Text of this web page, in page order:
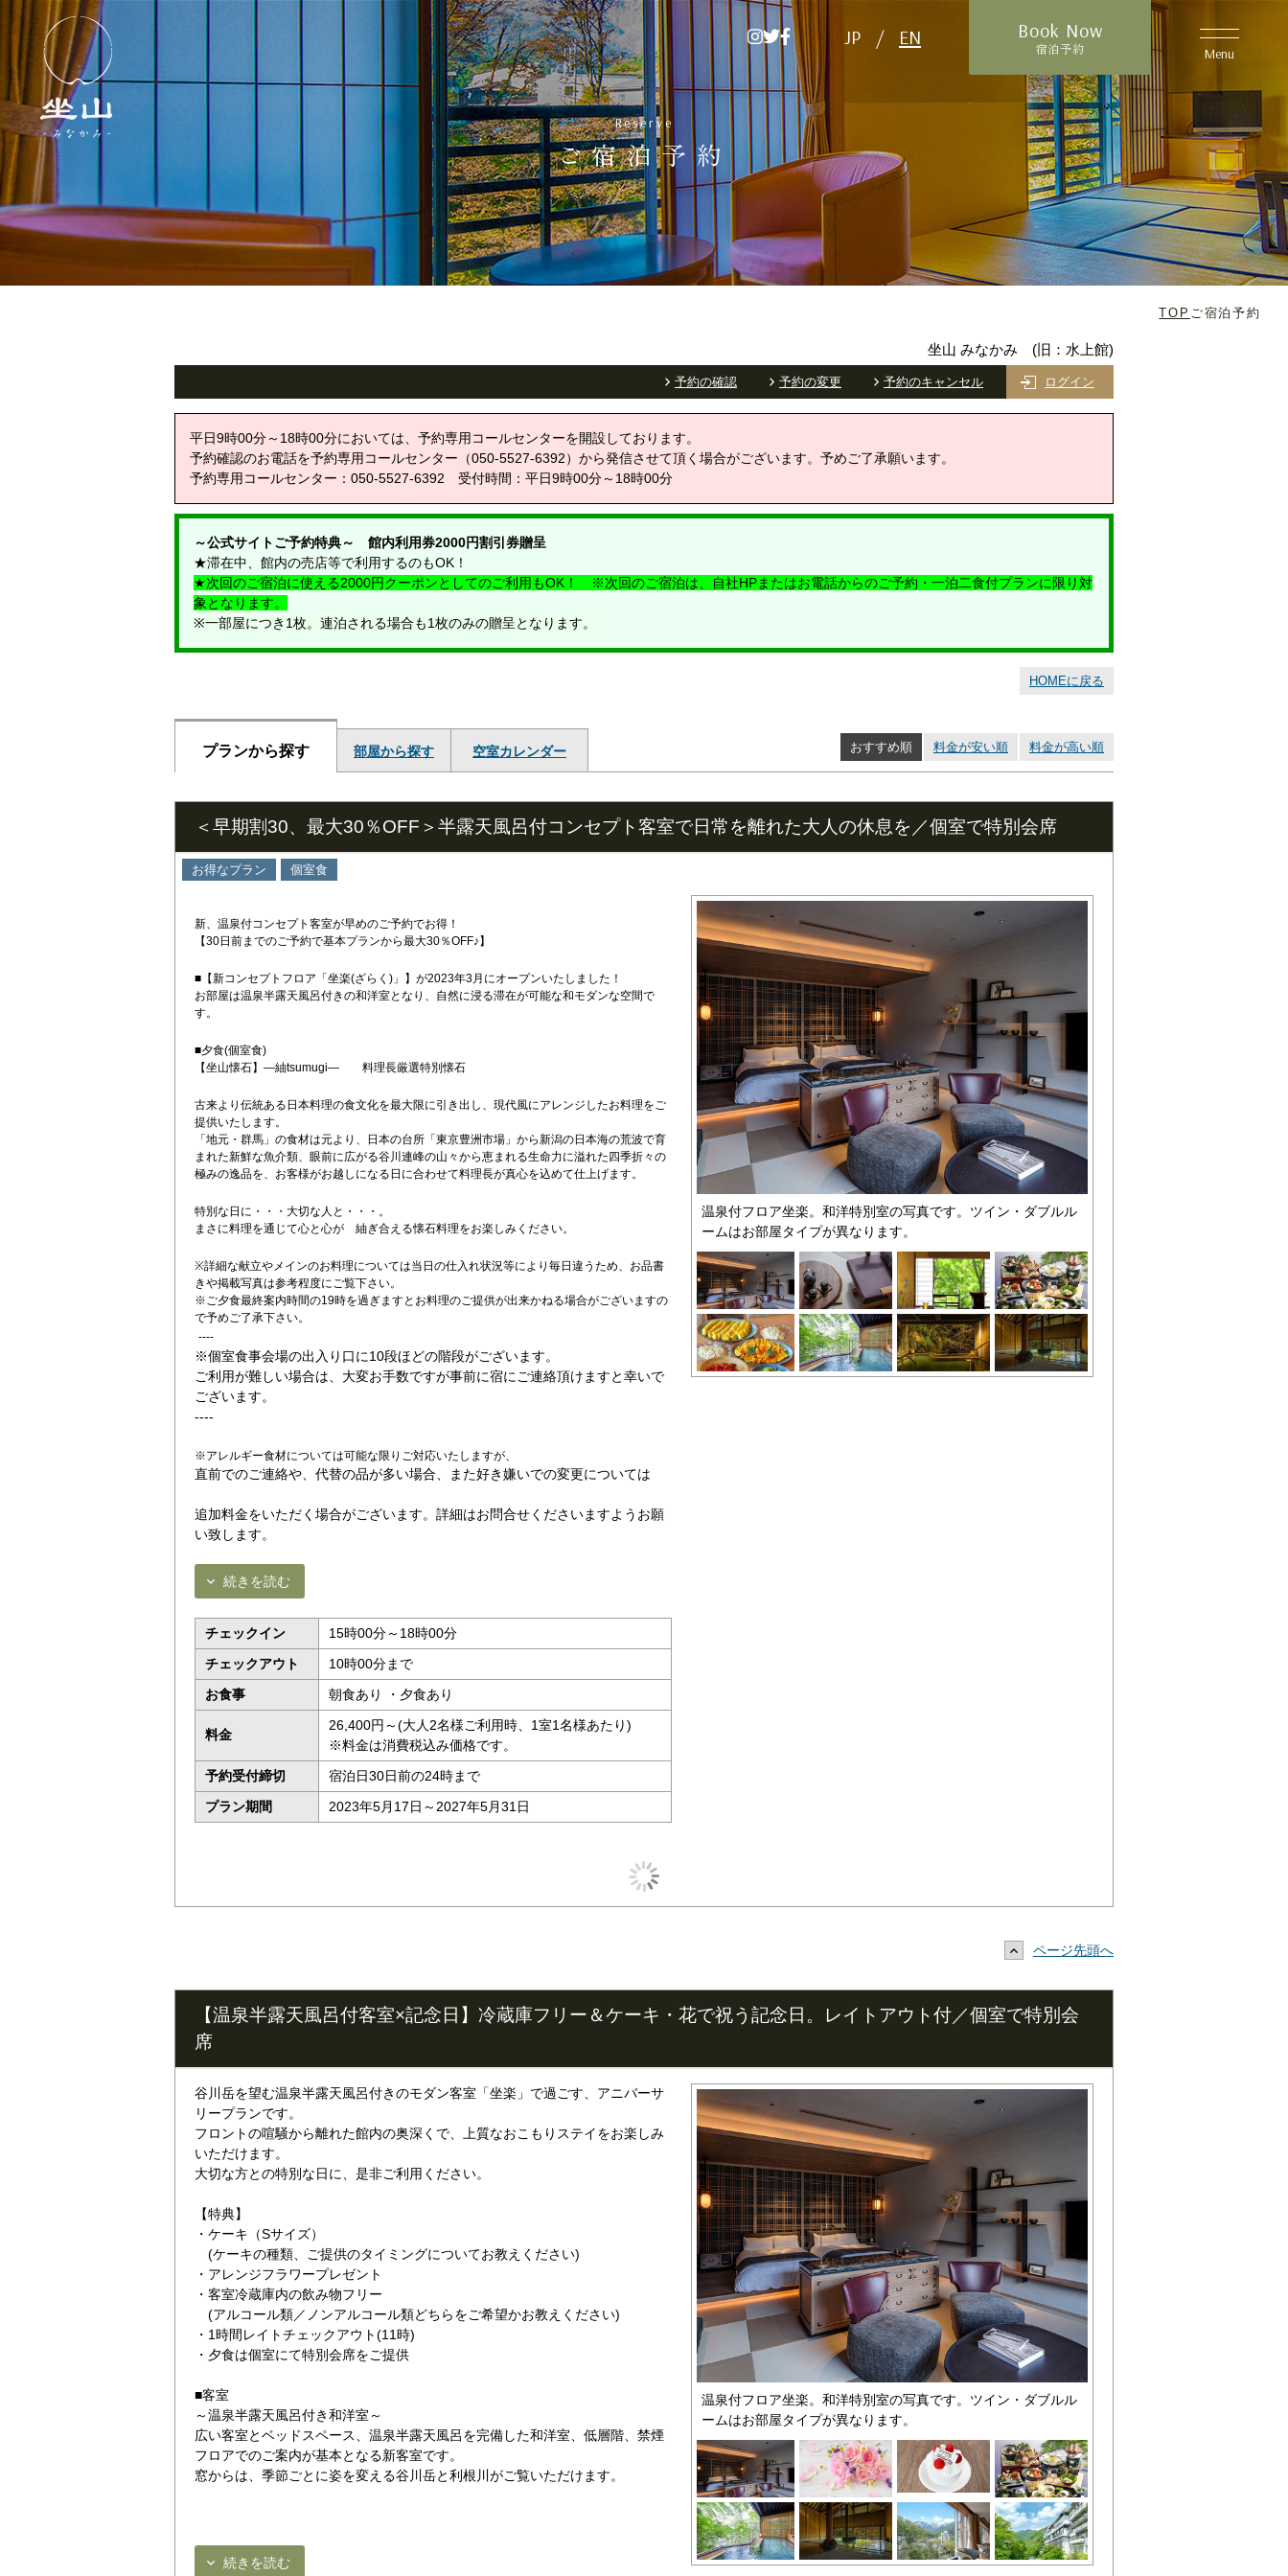
JP / EN Book Now
宿泊予約 Menu
Reserve
ご宿泊予約
TOP ご宿泊予約
坐山 みなかみ (旧：水上館)
予約の確認 予約の変更 予約のキャンセル ログイン
平日9時00分～18時00分においては、予約専用コールセンターを開設しております。
予約確認のお電話を予約専用コールセンター（050-5527-6392）から発信させて頂く場合がございます。予めご了承願います。
予約専用コールセンター：050-5527-6392 受付時間：平日9時00分～18時00分
～公式サイトご予約特典～ 館内利用券2000円割引券贈呈
★滞在中、館内の売店等で利用するのもOK！
★次回のご宿泊に使える2000円クーポンとしてのご利用もOK！ ※次回のご宿泊は、自社HPまたはお電話からのご予約・一泊二食付プランに限り対
象となります。
※一部屋につき1枚。連泊される場合も1枚のみの贈呈となります。
HOMEに戻る
プランから探す 部屋から探す 空室カレンダー おすすめ順 料金が安い順 料金が高い順
＜早期割30、最大30％OFF＞半露天風呂付コンセプト客室で日常を離れた大人の休息を／個室で特別会席
お得なプラン 個室食
新、温泉付コンセプト客室が早めのご予約でお得！
【30日前までのご予約で基本プランから最大30％OFF♪】
■【新コンセプトフロア「坐楽(ざらく)」】が2023年3月にオープンいたしました！
お部屋は温泉半露天風呂付きの和洋室となり、自然に浸る滞在が可能な和モダンな空間で
す。
■夕食(個室食)
【坐山懐石】―紬tsumugi― 料理長厳選特別懐石
古来より伝統ある日本料理の食文化を最大限に引き出し、現代風にアレンジしたお料理をご
提供いたします。
「地元・群馬」の食材は元より、日本の台所「東京豊洲市場」から新潟の日本海の荒波で育
まれた新鮮な魚介類、眼前に広がる谷川連峰の山々から恵まれる生命力に溢れた四季折々の
極みの逸品を、お客様がお越しになる日に合わせて料理長が真心を込めて仕上げます。
特別な日に・・・大切な人と・・・。
まさに料理を通じて心と心が 紬ぎ合える懐石料理をお楽しみください。
※詳細な献立やメインのお料理については当日の仕入れ状況等により毎日違うため、お品書
きや掲載写真は参考程度にご覧下さい。
※ご夕食最終案内時間の19時を過ぎますとお料理のご提供が出来かねる場合がございますの
で予めご了承下さい。
----
※個室食事会場の出入り口に10段ほどの階段がございます。
ご利用が難しい場合は、大変お手数ですが事前に宿にご連絡頂けますと幸いで
ございます。
----
※アレルギー食材については可能な限りご対応いたしますが、
直前でのご連絡や、代替の品が多い場合、また好き嫌いでの変更については
追加料金をいただく場合がございます。詳細はお問合せくださいますようお願
い致します。
続きを読む
チェックイン
15時00分～18時00分
チェックアウト
10時00分まで
お食事
朝食あり ・夕食あり
料金
26,400円～(大人2名様ご利用時、1室1名様あたり)
※料金は消費税込み価格です。
予約受付締切
宿泊日30日前の24時まで
プラン期間
2023年5月17日～2027年5月31日
温泉付フロア坐楽。和洋特別室の写真です。ツイン・ダブルル
ームはお部屋タイプが異なります。
ページ先頭へ
【温泉半露天風呂付客室×記念日】冷蔵庫フリー＆ケーキ・花で祝う記念日。レイトアウト付／個室で特別会
席
谷川岳を望む温泉半露天風呂付きのモダン客室「坐楽」で過ごす、アニバーサ
リープランです。
フロントの喧騒から離れた館内の奥深くで、上質なおこもりステイをお楽しみ
いただけます。
大切な方との特別な日に、是非ご利用ください。
【特典】
・ケーキ（Sサイズ）
(ケーキの種類、ご提供のタイミングについてお教えください)
・アレンジフラワープレゼント
・客室冷蔵庫内の飲み物フリー
(アルコール類／ノンアルコール類どちらをご希望かお教えください)
・1時間レイトチェックアウト(11時)
・夕食は個室にて特別会席をご提供
■客室
～温泉半露天風呂付き和洋室～
広い客室とベッドスペース、温泉半露天風呂を完備した和洋室、低層階、禁煙
フロアでのご案内が基本となる新客室です。
窓からは、季節ごとに姿を変える谷川岳と利根川がご覧いただけます。
続きを読む
温泉付フロア坐楽。和洋特別室の写真です。ツイン・ダブルル
ームはお部屋タイプが異なります。